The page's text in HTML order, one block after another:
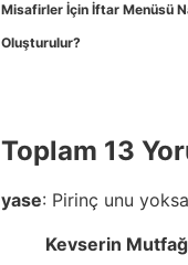
Misafirler İçin İftar Menüsü
Oluşturulur?
Toplam 13
yase: Pirinç unu
Kevserin